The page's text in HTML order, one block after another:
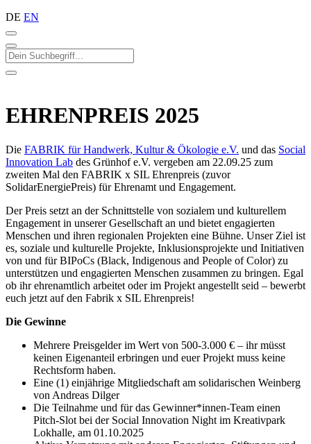
DE EN
EHRENPREIS 2025
Die FABRIK für Handwerk, Kultur & Ökologie e.V. und das Social
Innovation Lab des Grünhof e.V. vergeben am 22.09.25 zum
zweiten Mal den FABRIK x SIL Ehrenpreis (zuvor
SolidarEnergiePreis) für Ehrenamt und Engagement.
Der Preis setzt an der Schnittstelle von sozialem und kulturellem
Engagement in unserer Gesellschaft an und bietet engagierten
Menschen und ihren regionalen Projekten eine Bühne. Unser Ziel ist
es, soziale und kulturelle Projekte, Inklusionsprojekte und Initiativen
von und für BIPoCs (Black, Indigenous and People of Color) zu
unterstützen und engagierten Menschen zusammen zu bringen. Egal
ob ihr ehrenamtlich arbeitet oder im Projekt angestellt seid – bewerbt
euch jetzt auf den Fabrik x SIL Ehrenpreis!
Die Gewinne
Mehrere Preisgelder im Wert von 500-3.000 € – ihr müsst
keinen Eigenanteil erbringen und euer Projekt muss keine
Rechtsform haben.
Eine (1) einjährige Mitgliedschaft am solidarischen Weinberg
von Andreas Dilger
Die Teilnahme und für das Gewinner*innen-Team einen
Pitch-Slot bei der Social Innovation Night im Kreativpark
Lokhalle, am 01.10.2025